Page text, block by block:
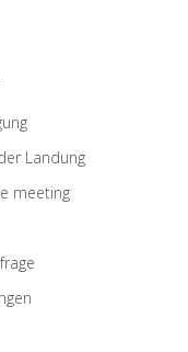
Landung
meeting